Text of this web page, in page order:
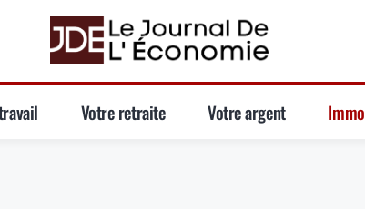
Votre retraite Votre argent Immo